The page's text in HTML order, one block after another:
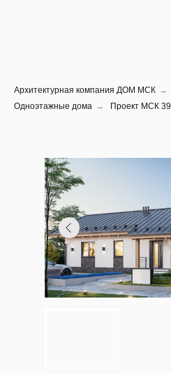
Архитектурная компания ДОМ МСК →
Одноэтажные дома → Проект МСК 39